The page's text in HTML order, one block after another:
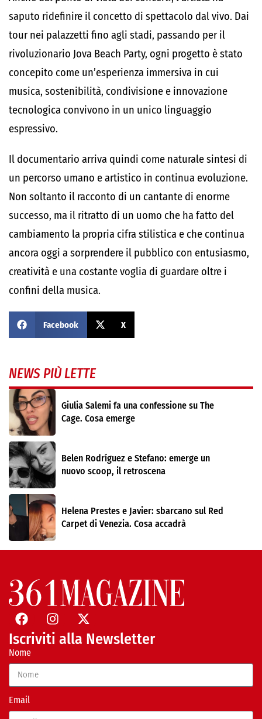
saputo ridefinire il concetto di spettacolo dal vivo. Dai
tour nei palazzetti fino agli stadi, passando per il
rivoluzionario Jova Beach Party, ogni progetto è stato
concepito come un’esperienza immersiva in cui
musica, sostenibilità, condivisione e innovazione
tecnologica convivono in un unico linguaggio
espressivo.
Il documentario arriva quindi come naturale sintesi di
un percorso umano e artistico in continua evoluzione.
Non soltanto il racconto di un cantante di enorme
successo, ma il ritratto di un uomo che ha fatto del
cambiamento la propria cifra stilistica e che continua
ancora oggi a sorprendere il pubblico con entusiasmo,
creatività e una costante voglia di guardare oltre i
confini della musica.
Facebook X
NEWS PIÙ LETTE
Giulia Salemi fa una confessione su The
Cage. Cosa emerge
Belen Rodríguez e Stefano: emerge un
nuovo scoop, il retroscena
Helena Prestes e Javier: sbarcano sul Red
Carpet di Venezia. Cosa accadrà
Iscriviti alla Newsletter
Nome
Email